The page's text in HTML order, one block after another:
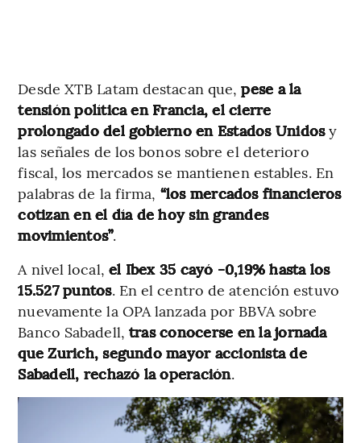
Desde XTB Latam destacan que,pese a la
tensión política en Francia, el cierre
prolongado del gobierno en Estados Unidosy
las señales de los bonos sobre el deterioro
fiscal, los mercados se mantienen estables. En
palabras de la firma, “los mercados financieros
cotizan en el día de hoy sin grandes
movimientos”.
A nivel local, el Ibex 35 cayó -0,19% hasta los
15.527 puntos. En el centro de atención estuvo
nuevamente la OPA lanzada por BBVA sobre
Banco Sabadell, tras conocerse en la jornada
que Zurich, segundo mayor accionista de
Sabadell, rechazó la operación.